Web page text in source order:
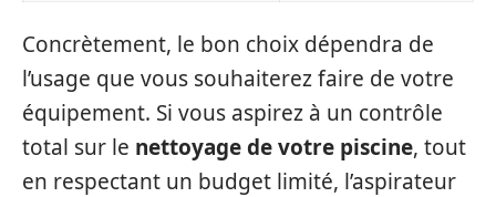
Concrètement, le bon choix dépendra de
l’usage que vous souhaiterez faire de votre
équipement. Si vous aspirez à un contrôle
total sur le nettoyage de votre piscine, tout
en respectant un budget limité, l’aspirateur